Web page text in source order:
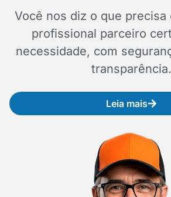
Você nos diz o que precisa
profissional parceiro
necessidade, com
transparência.
Leia mais